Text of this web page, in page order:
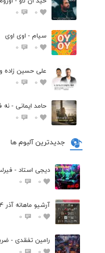
0
0
سیام - اوی اوی
0
0
علی حسین زاده
0
0
حامد ایمانی - نه
0
0
جدیدترین آلبوم ها
دیجی استاد -
0
0
آرشیو ماهانه آذر 1404 -
0
0
رامین تفقدی -